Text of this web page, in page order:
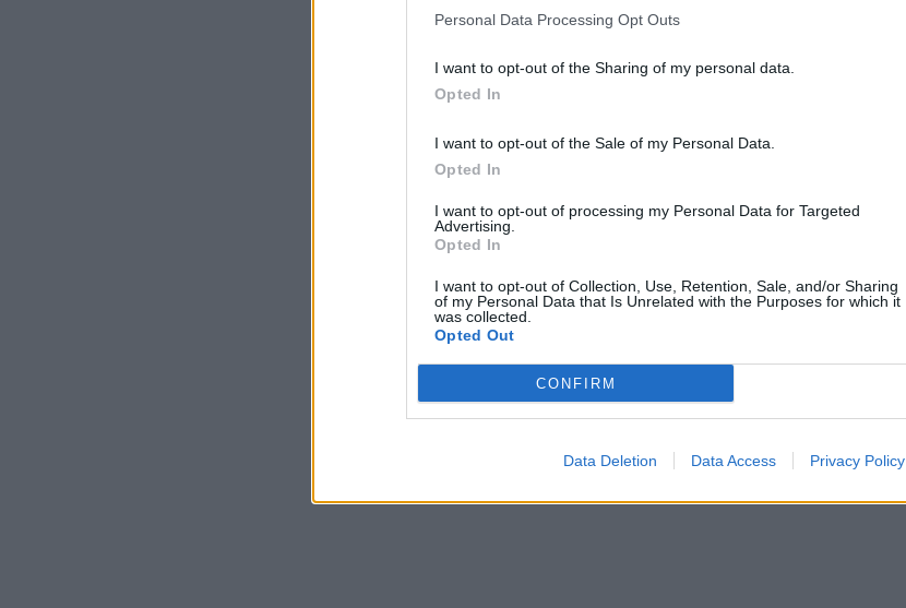
Personal Data Processing Opt Outs
I want to opt-out of the Sharing of my personal data.
Opted In
I want to opt-out of the Sale of my Personal Data.
Opted In
I want to opt-out of processing my Personal Data for Targeted
Advertising.
Opted In
I want to opt-out of Collection, Use, Retention, Sale, and/or Sharing
of my Personal Data that Is Unrelated with the Purposes for which it
was collected.
Opted Out
CONFIRM
Data Deletion Data Access Privacy Policy